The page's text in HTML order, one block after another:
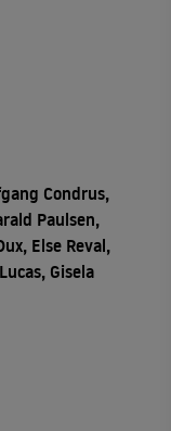
Condrus,
Paulsen,
Else Reval,
Gisela